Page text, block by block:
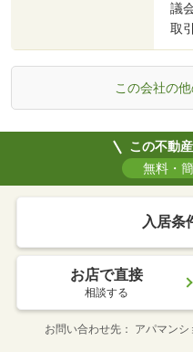
議
取
この会社の
この不動
無料・
入居条
お店で直接
相談する
お問い合わせ先 アパマンシ